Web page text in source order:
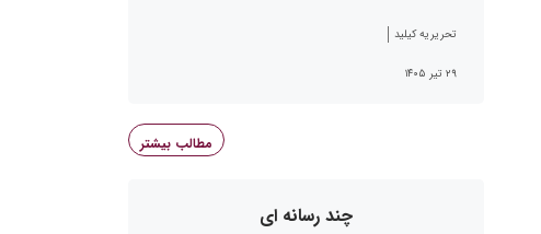
تحریریه کیلید
۲۹ تیر ۱۴۰۵
مطالب بیشتر
چند رسانه ای